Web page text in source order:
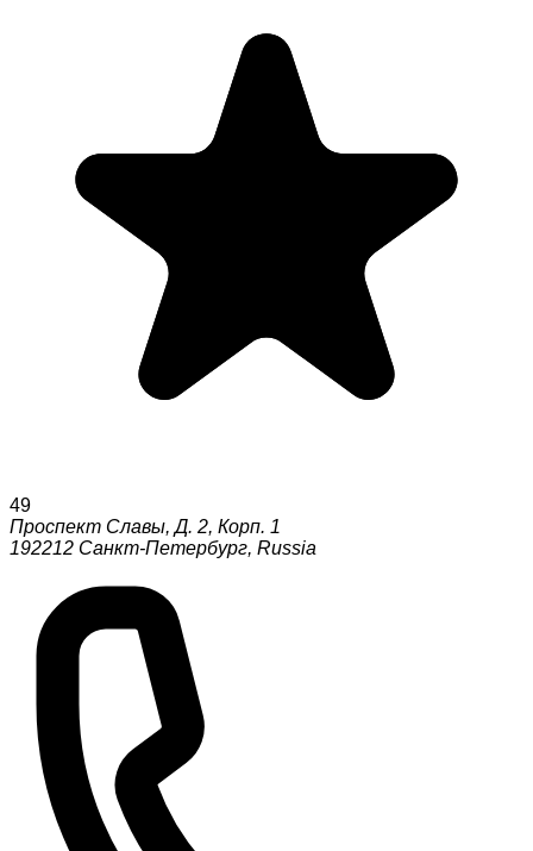
49
Проспект Славы, Д. 2, Корп. 1
192212 Санкт-Петербург, Russia